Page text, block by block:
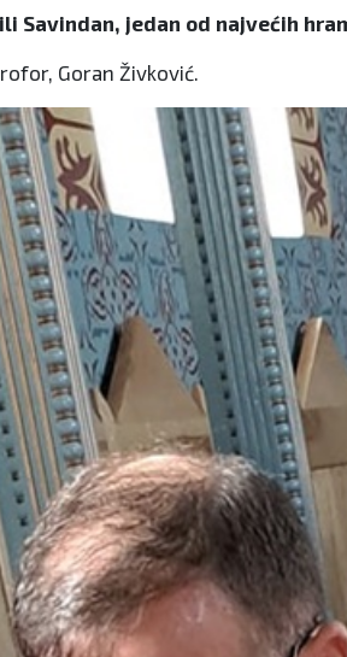
Savindan, jedan od najvećih
Goran Živković.